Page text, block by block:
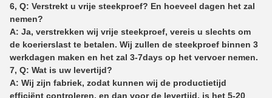
6, Q: Verstrekt u vrije steekproef? En hoeveel dagen het zal
nemen?
A: Ja, verstrekken wij vrije steekproef, vereis u slechts om
de koerierslast te betalen. Wij zullen de steekproef binnen 3
werkdagen maken en het zal 3-7days op het vervoer nemen.
7, Q: Wat is uw levertijd?
A: Wij zijn fabriek, zodat kunnen wij de productietijd
efficiënt controleren, en dan voor de levertijd, is het 5-20